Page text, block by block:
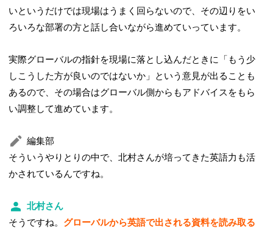
いというだけでは現場はうまく回らないので、その辺りをい
ろいろな部署の方と話し合いながら進めていっています。
実際グローバルの指針を現場に落とし込んだときに「もう少
しこうした方が良いのではないか」という意見が出ることも
あるので、その場合はグローバル側からもアドバイスをもら
い調整して進めています。
編集部
そういうやりとりの中で、北村さんが培ってきた英語力も活
かされているんですね。
北村さん
そうですね。 グローバルから英語で出される資料を読み取る